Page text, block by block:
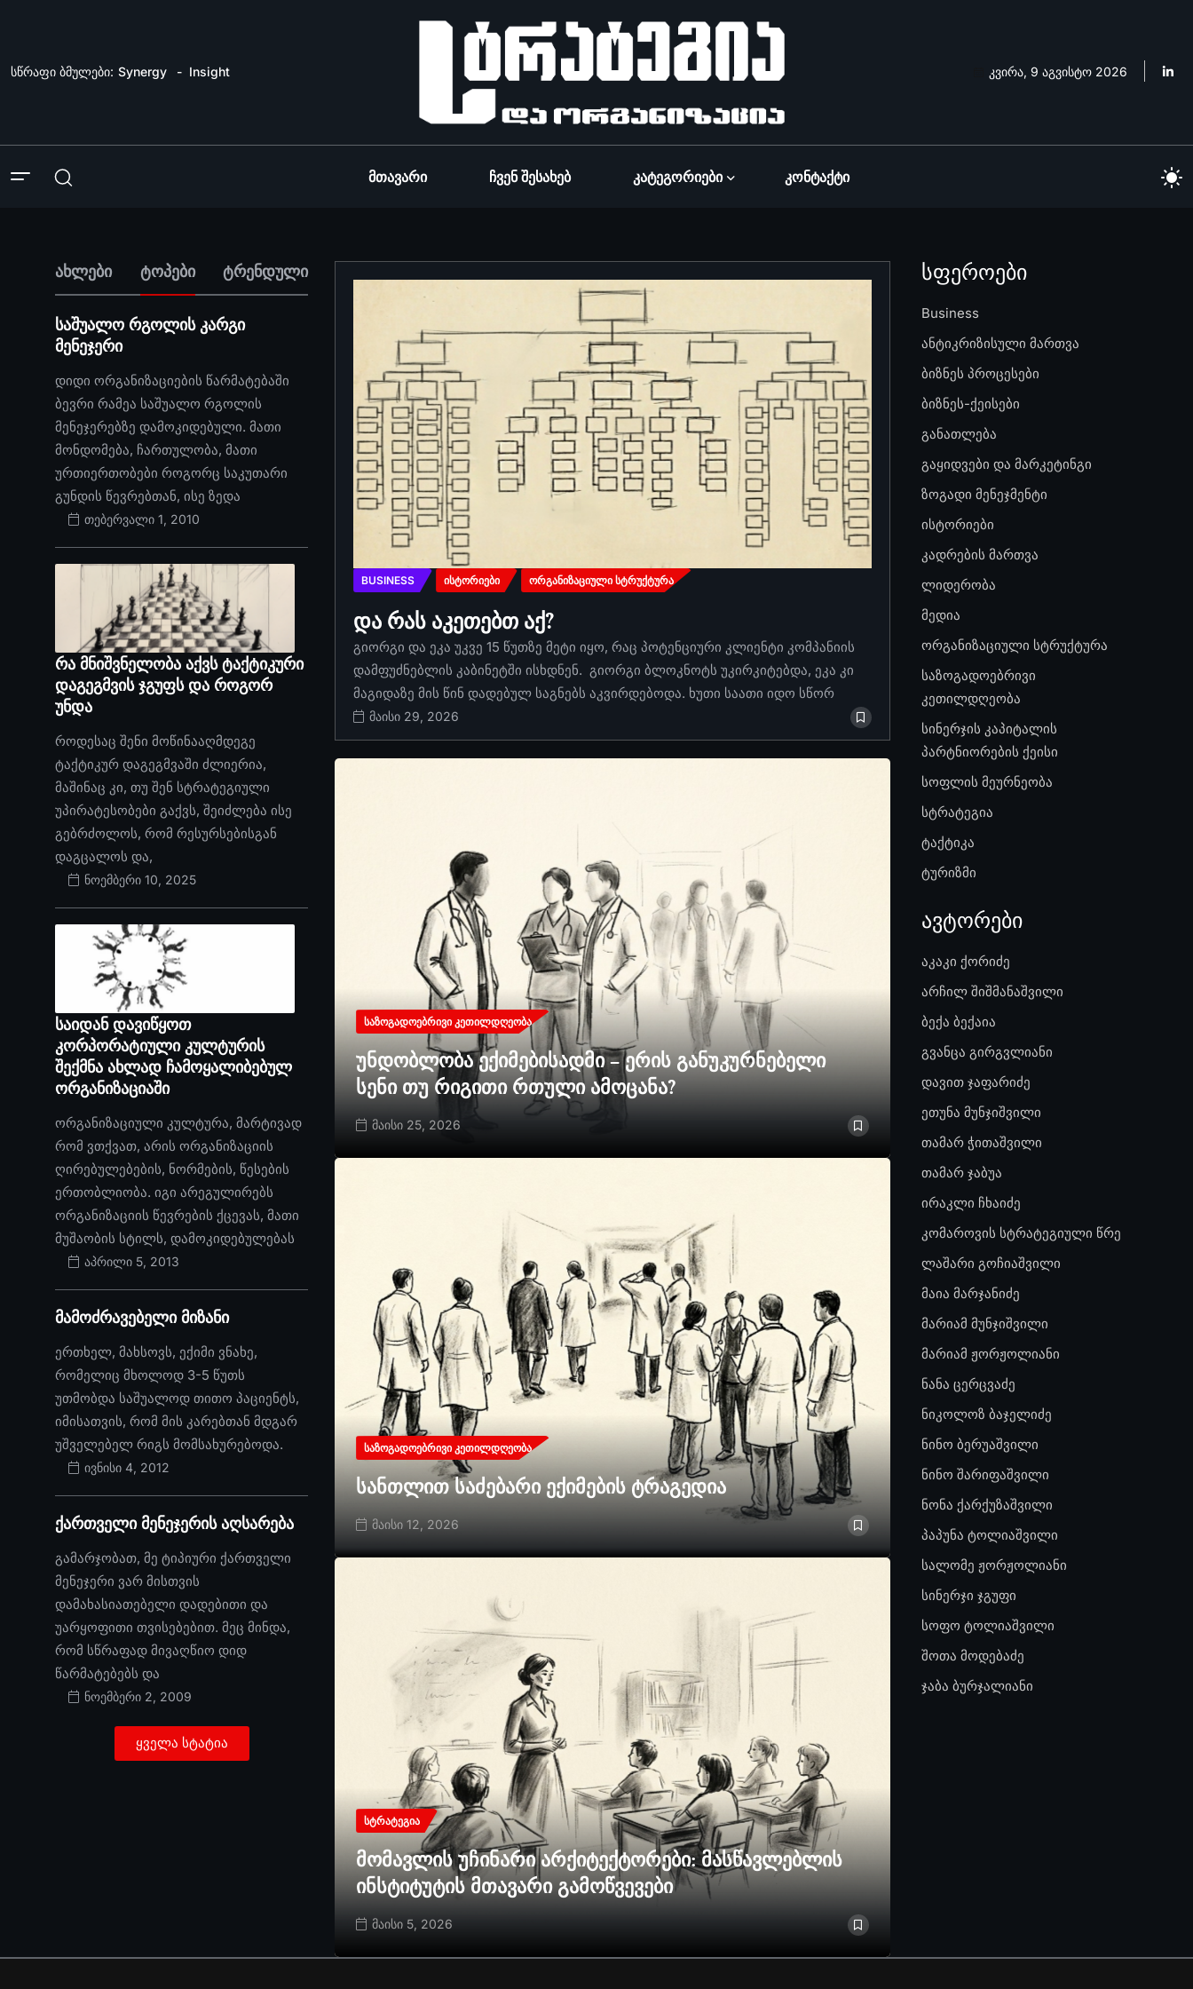
სწრაფი ბმულები: Synergy Insight კვირა, 9 აგვისტო 2026
Მთავარი Ჩვენ Შესახებ Კატეგორიები Კონტაქტი
ახლები ტოპები ტრენდული
საშუალო რგოლის კარგი
მენეჯერი
დიდი ორგანიზაციების წარმატებაში
ბევრი რამეა საშუალო რგოლის
მენეჯერებზე დამოკიდებული. მათი
მონდომება, ჩართულობა, მათი
ურთიერთობები როგორც საკუთარი
გუნდის წევრებთან, ისე ზედა
თებერვალი 1, 2010
რა მნიშვნელობა აქვს ტაქტიკური
დაგეგმვის ჯგუფს და როგორ
უნდა
როდესაც შენი მოწინააღმდეგე
ტაქტიკურ დაგეგმვაში ძლიერია,
მაშინაც კი, თუ შენ სტრატეგიული
უპირატესობები გაქვს, შეიძლება ისე
გებრძოლოს, რომ რესურსებისგან
დაგცალოს და,
ნოემბერი 10, 2025
საიდან დავიწყოთ
კორპორატიული კულტურის
შექმნა ახლად ჩამოყალიბებულ
ორგანიზაციაში
ორგანიზაციული კულტურა, მარტივად
რომ ვთქვათ, არის ორგანიზაციის
ღირებულებების, ნორმების, წესების
ერთობლიობა. იგი არეგულირებს
ორგანიზაციის წევრების ქცევას, მათი
მუშაობის სტილს, დამოკიდებულებას
აპრილი 5, 2013
მამოძრავებელი მიზანი
ერთხელ, მახსოვს, ექიმი ვნახე,
რომელიც მხოლოდ 3-5 წუთს
უთმობდა საშუალოდ თითო პაციენტს,
იმისათვის, რომ მის კარებთან მდგარ
უშველებელ რიგს მომსახურებოდა.
ივნისი 4, 2012
ქართველი მენეჯერის აღსარება
გამარჯობათ, მე ტიპიური ქართველი
მენეჯერი ვარ მისთვის
დამახასიათებელი დადებითი და
უარყოფითი თვისებებით. მეც მინდა,
რომ სწრაფად მივაღწიო დიდ
წარმატებებს და
ნოემბერი 2, 2009
ყველა სტატია
BUSINESS ᲘᲡᲢᲝᲠᲘᲔᲑᲘ ᲝᲠᲒᲐᲜᲘᲖᲐᲪᲘᲣᲚᲘ ᲡᲢᲠᲣᲥᲢᲣᲠᲐ
და რას აკეთებთ აქ?
გიორგი და ეკა უკვე 15 წუთზე მეტი იყო, რაც პოტენციური კლიენტი კომპანიის
დამფუძნებლის კაბინეტში ისხდნენ. გიორგი ბლოკნოტს უკირკიტებდა, ეკა კი
მაგიდაზე მის წინ დადებულ საგნებს აკვირდებოდა. ხუთი საათი იდო სწორ
მაისი 29, 2026
ᲡᲐᲖᲝᲒᲐᲓᲝᲔᲑᲠᲘᲕᲘ ᲙᲔᲗᲘᲚᲓᲦᲔᲝᲑᲐ
უნდობლობა ექიმებისადმი – ერის განუკურნებელი
სენი თუ რიგითი რთული ამოცანა?
მაისი 25, 2026
ᲡᲐᲖᲝᲒᲐᲓᲝᲔᲑᲠᲘᲕᲘ ᲙᲔᲗᲘᲚᲓᲦᲔᲝᲑᲐ
სანთლით საძებარი ექიმების ტრაგედია
მაისი 12, 2026
ᲡᲢᲠᲐᲢᲔᲒᲘᲐ
მომავლის უჩინარი არქიტექტორები: მასწავლებლის
ინსტიტუტის მთავარი გამოწვევები
მაისი 5, 2026
სფეროები
Business
ანტიკრიზისული მართვა
ბიზნეს პროცესები
ბიზნეს-ქეისები
განათლება
გაყიდვები და მარკეტინგი
ზოგადი მენეჯმენტი
ისტორიები
კადრების მართვა
ლიდერობა
მედია
ორგანიზაციული სტრუქტურა
საზოგადოებრივი
კეთილდღეობა
სინერჯის კაპიტალის
პარტნიორების ქეისი
სოფლის მეურნეობა
სტრატეგია
ტაქტიკა
ტურიზმი
ავტორები
აკაკი ქორიძე
არჩილ შიშმანაშვილი
ბექა ბექაია
გვანცა გირგვლიანი
დავით ჯაფარიძე
ეთუნა მუნჯიშვილი
თამარ ჭითაშვილი
თამარ ჯაბუა
ირაკლი ჩხაიძე
კომაროვის სტრატეგიული წრე
ლაშარი გოჩიაშვილი
მაია მარჯანიძე
მარიამ მუნჯიშვილი
მარიამ ჟორჟოლიანი
ნანა ცერცვაძე
ნიკოლოზ ბაჯელიძე
ნინო ბერუაშვილი
ნინო შარიფაშვილი
ნონა ქარქუზაშვილი
პაპუნა ტოლიაშვილი
სალომე ჟორჟოლიანი
სინერჯი ჯგუფი
სოფო ტოლიაშვილი
შოთა მოდებაძე
ჯაბა ბურჯალიანი